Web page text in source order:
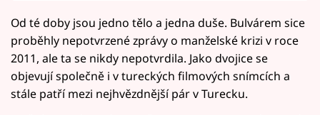
Od té doby jsou jedno tělo a jedna duše. Bulvárem sice
proběhly nepotvrzené zprávy o manželské krizi v roce
2011, ale ta se nikdy nepotvrdila. Jako dvojice se
objevují společně i v tureckých filmových snímcích a
stále patří mezi nejhvězdnější pár v Turecku.